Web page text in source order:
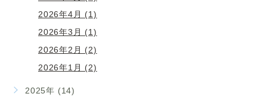
2026年4月 (1)
2026年3月 (1)
2026年2月 (2)
2026年1月 (2)
2025年 (14)